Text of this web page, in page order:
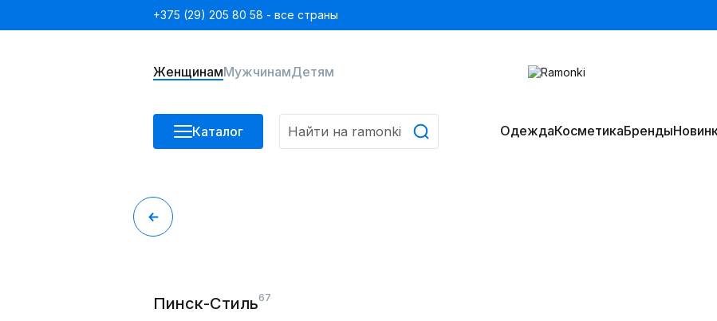
+375 (29) 205 80 58 - все страны
ЖенщинамМужчинамДетям
Каталог ОдеждаКосметикаБренды
Пинск-Стиль67